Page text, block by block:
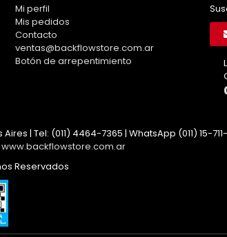
Mi perfil
Mis pedidos
Contacto
ventas@backflowstore.com.ar
Botón de arrepentimiento
Aires | Tel: (011) 4464-7365 | WhatsApp (011) 15-
www.backflowstore.com.ar
Reservados